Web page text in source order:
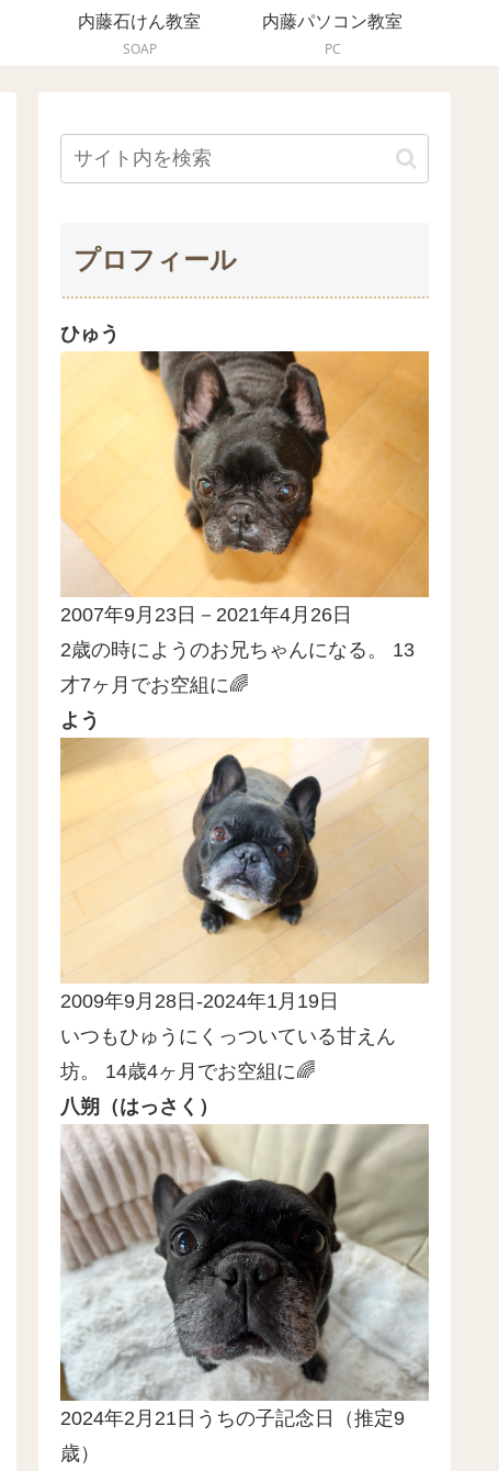
内藤石けん教室
SOAP
内藤パソコン教室
PC
プロフィール
ひゅう
2007年9月23日－2021年4月26日
2歳の時にようのお兄ちゃんになる。 13
才7ヶ月でお空組に🌈
よう
2009年9月28日-2024年1月19日
いつもひゅうにくっついている甘えん
坊。 14歳4ヶ月でお空組に🌈
八朔（はっさく）
2024年2月21日うちの子記念日（推定9
歳）